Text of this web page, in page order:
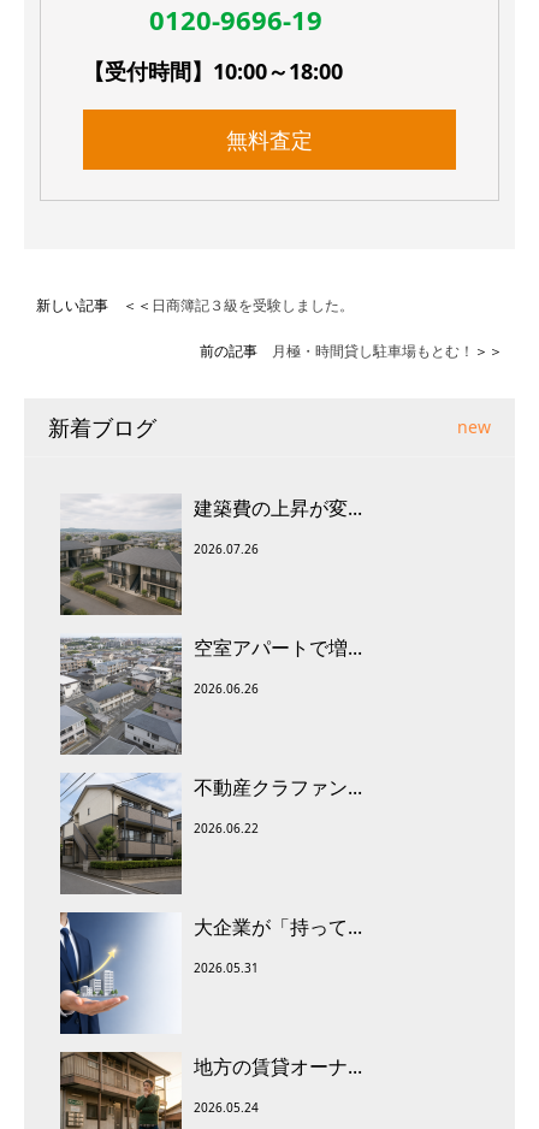
0120-9696-19
【受付時間】10:00～18:00
無料査定
新しい記事 ＜＜ 日商簿記３級を受験しました。
前の記事 月極・時間貸し駐車場もとむ！ ＞＞
新着ブログ new
建築費の上昇が変...
2026.07.26
空室アパートで増...
2026.06.26
不動産クラファン...
2026.06.22
大企業が「持って...
2026.05.31
地方の賃貸オーナ...
2026.05.24